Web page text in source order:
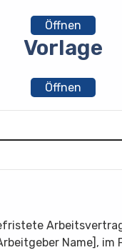
Öffnen
Vorlage
Öffnen
Name], im